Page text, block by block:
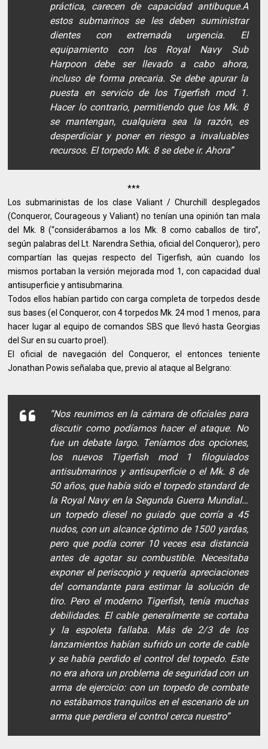
práctica, carecen de capacidad antibuque.A
estos submarinos se les deben suministrar
dientes con extremada urgencia. El
equipamiento con los Royal Navy Sub
Harpoon debe ser llevado a cabo ahora,
incluso de forma precaria. Se debe apurar la
puesta en servicio de los Tigerfish mod 1.
Hacer lo contrario, permitiendo que los Mk. 8
se mantengan, cualquiera sea la razón, es
desperdiciar y poner en riesgo a invaluables
recursos. El torpedo Mk. 8 se debe ir. Ahora”
***
Los submarinistas de los clase Valiant / Churchill desplegados
(Conqueror, Courageous y Valiant) no tenían una opinión tan mala
del Mk. 8 (“considerábamos a los Mk. 8 como caballos de tiro”,
según palabras del Lt. Narendra Sethia, oficial del Conqueror), pero
compartían las quejas respecto del Tigerfish, aún cuando los
mismos portaban la versión mejorada mod 1, con capacidad dual
antisuperficie y antisubmarina.
Todos ellos habían partido con carga completa de torpedos desde
sus bases (el Conqueror, con 4 torpedos Mk. 24 mod 1 menos, para
hacer lugar al equipo de comandos SBS que llevó hasta Georgias
del Sur en su cuarto proel).
El oficial de navegación del Conqueror, el entonces teniente
Jonathan Powis señalaba que, previo al ataque al Belgrano:
“Nos reunimos en la cámara de oficiales para
discutir como podíamos hacer el ataque. No
fue un debate largo. Teníamos dos opciones,
los nuevos Tigerfish mod 1 filoguiados
antisubmarinos y antisuperficie o el Mk. 8 de
50 años, que había sido el torpedo standard de
la Royal Navy en la Segunda Guerra Mundial…
un torpedo diesel no guiado que corría a 45
nudos, con un alcance óptimo de 1500 yardas,
pero que podía correr 10 veces esa distancia
antes de agotar su combustible. Necesitaba
exponer el periscopio y requería apreciaciones
del comandante para estimar la solución de
tiro. Pero el moderno Tigerfish, tenía muchas
debilidades. El cable generalmente se cortaba
y la espoleta fallaba. Más de 2/3 de los
lanzamientos habían sufrido un corte de cable
y se había perdido el control del torpedo. Este
no era ahora un problema de seguridad con un
arma de ejercicio: con un torpedo de combate
no estábamos tranquilos en el escenario de un
arma que perdiera el control cerca nuestro”